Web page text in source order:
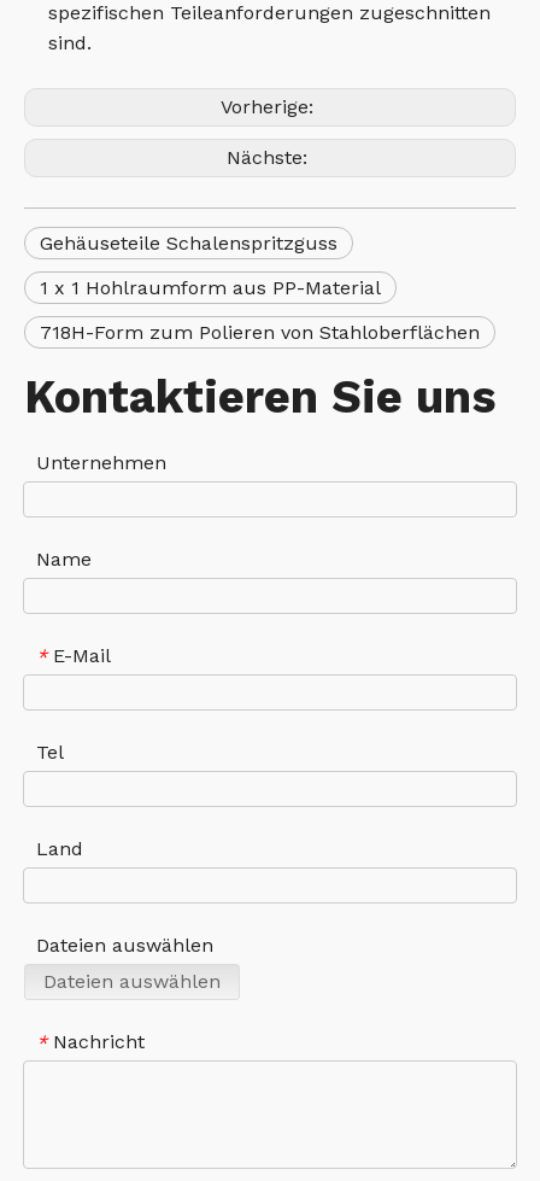
spezifischen Teileanforderungen zugeschnitten
sind.
Vorherige:
Nächste:
Gehäuseteile Schalenspritzguss
1 x 1 Hohlraumform aus PP-Material
718H-Form zum Polieren von Stahloberflächen
Kontaktieren Sie uns
Unternehmen
Name
* E-Mail
Tel
Land
Dateien auswählen
Dateien auswählen
* Nachricht